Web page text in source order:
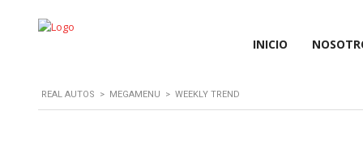
INICIO
REAL AUTOS > MEGAMENU > WEEKLY TREND